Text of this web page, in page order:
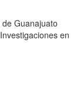
Guanajuato
en